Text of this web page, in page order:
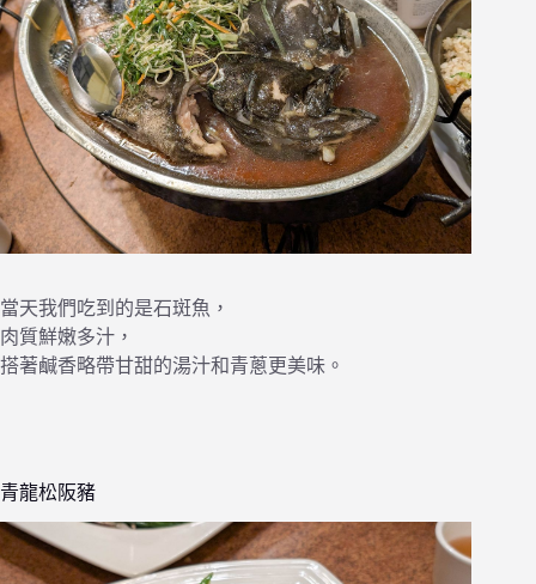
當天我們吃到的是石斑魚，
肉質鮮嫩多汁，
搭著鹹香略帶甘甜的湯汁和青蔥更美味。
青龍松阪豬